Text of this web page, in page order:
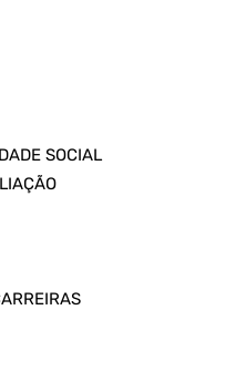
SOCIAL